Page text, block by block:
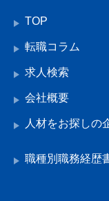
TOP
転職コラム
求人検索
会社概要
人材をお探しの
職種別職務経歴